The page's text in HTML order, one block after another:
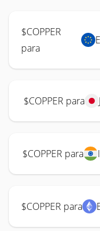
$COPPER
para
$COPPER para
$COPPER para
$COPPER para